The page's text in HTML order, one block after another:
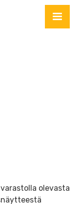
olevasta